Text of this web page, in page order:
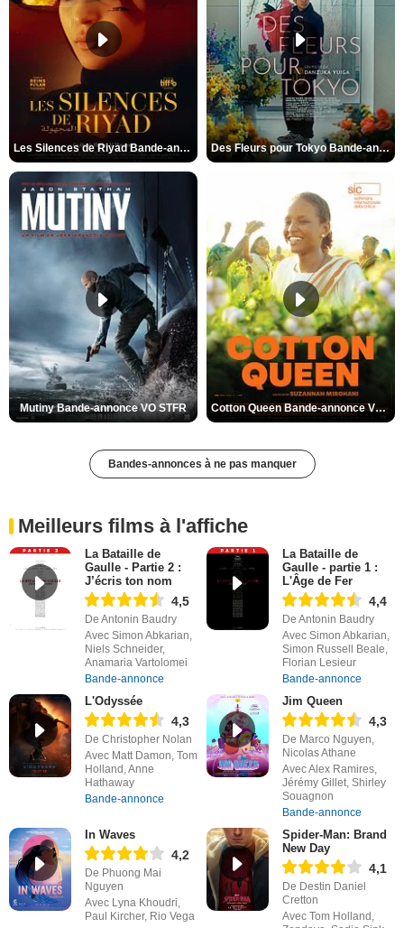
Les Silences de Riyad Bande-annonce VO STFR Des Fleurs pour Tokyo Bande-annonce VO STFR
Mutiny Bande-annonce VO STFR Cotton Queen Bande-annonce VO STFR
Bandes-annonces à ne pas manquer
Meilleurs films à l'affiche
La Bataille de
Gaulle - Partie 2 :
J’écris ton nom
4,5
De Antonin Baudry
Avec Simon Abkarian,
Niels Schneider,
Anamaria Vartolomei
Bande-annonce
La Bataille de
Gaulle - partie 1 :
L'Âge de Fer
4,4
De Antonin Baudry
Avec Simon Abkarian,
Simon Russell Beale,
Florian Lesieur
Bande-annonce
L'Odyssée
4,3
De Christopher Nolan
Avec Matt Damon, Tom
Holland, Anne
Hathaway
Bande-annonce
Jim Queen
4,3
De Marco Nguyen,
Nicolas Athane
Avec Alex Ramires,
Jérémy Gillet, Shirley
Souagnon
Bande-annonce
In Waves
4,2
De Phuong Mai
Nguyen
Avec Lyna Khoudri,
Paul Kircher, Rio Vega
Spider-Man: Brand
New Day
4,1
De Destin Daniel
Cretton
Avec Tom Holland,